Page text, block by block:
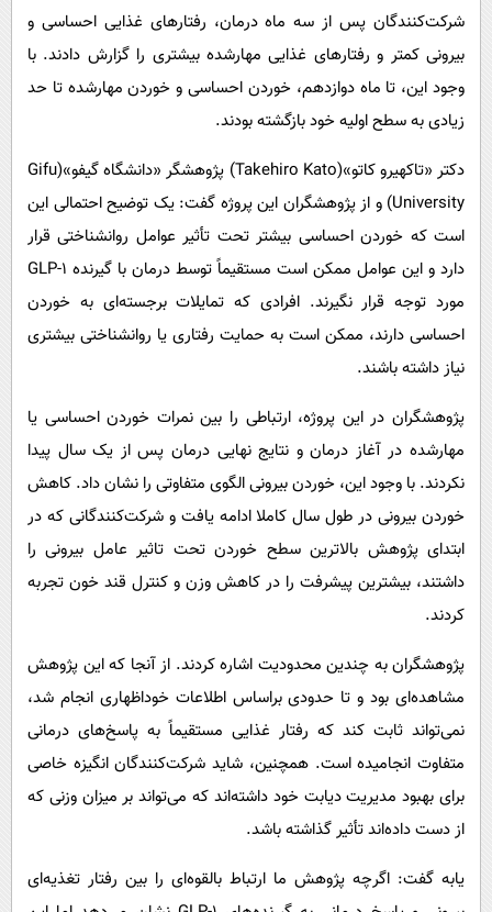
شرکت‌کنندگان پس از سه ماه درمان، رفتارهای غذایی احساسی و
بیرونی کمتر و رفتارهای غذایی مهارشده بیشتری را گزارش دادند. با
وجود این، تا ماه دوازدهم، خوردن احساسی و خوردن مهارشده تا حد
زیادی به سطح اولیه خود بازگشته بودند.
دکتر «تاکهیرو کاتو»(Takehiro Kato) پژوهشگر «دانشگاه گیفو»(Gifu
University) و از پژوهشگران این پروژه گفت: یک توضیح احتمالی این
است که خوردن احساسی بیشتر تحت تأثیر عوامل روانشناختی قرار
دارد و این عوامل ممکن است مستقیماً توسط درمان با گیرنده GLP-1
مورد توجه قرار نگیرند. افرادی که تمایلات برجسته‌ای به خوردن
احساسی دارند، ممکن است به حمایت رفتاری یا روانشناختی بیشتری
نیاز داشته باشند.
پژوهشگران در این پروژه، ارتباطی را بین نمرات خوردن احساسی یا
مهارشده در آغاز درمان و نتایج نهایی درمان پس از یک سال پیدا
نکردند. با وجود این، خوردن بیرونی الگوی متفاوتی را نشان داد. کاهش
خوردن بیرونی در طول سال کاملا ادامه یافت و شرکت‌کنندگانی که در
ابتدای پژوهش بالاترین سطح خوردن تحت تاثیر عامل بیرونی را
داشتند، بیشترین پیشرفت را در کاهش وزن و کنترل قند خون تجربه
کردند.
پژوهشگران به چندین محدودیت اشاره کردند. از آنجا که این پژوهش
مشاهده‌ای بود و تا حدودی براساس اطلاعات خوداظهاری انجام شد،
نمی‌تواند ثابت کند که رفتار غذایی مستقیماً به پاسخ‌های درمانی
متفاوت انجامیده است. همچنین، شاید شرکت‌کنندگان انگیزه خاصی
برای بهبود مدیریت دیابت خود داشته‌اند که می‌تواند بر میزان وزنی که
از دست داده‌اند تأثیر گذاشته باشد.
یابه گفت: اگرچه پژوهش ما ارتباط بالقوه‌ای را بین رفتار تغذیه‌ای